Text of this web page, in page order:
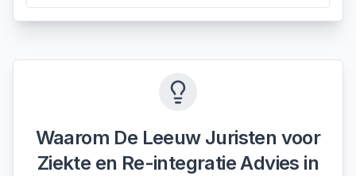
Waarom De Leeuw Juristen voor
Ziekte en Re-integratie Advies in